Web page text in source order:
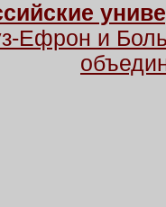
Ефрон и